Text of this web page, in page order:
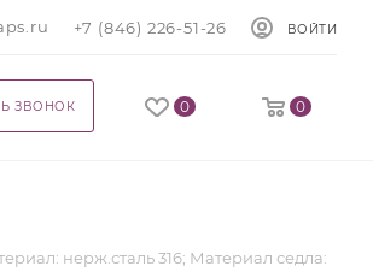
+7 (846) 226-51-26 ВОЙТИ
0 0
ЗВОНОК
нерж.сталь 316; Материал седла: